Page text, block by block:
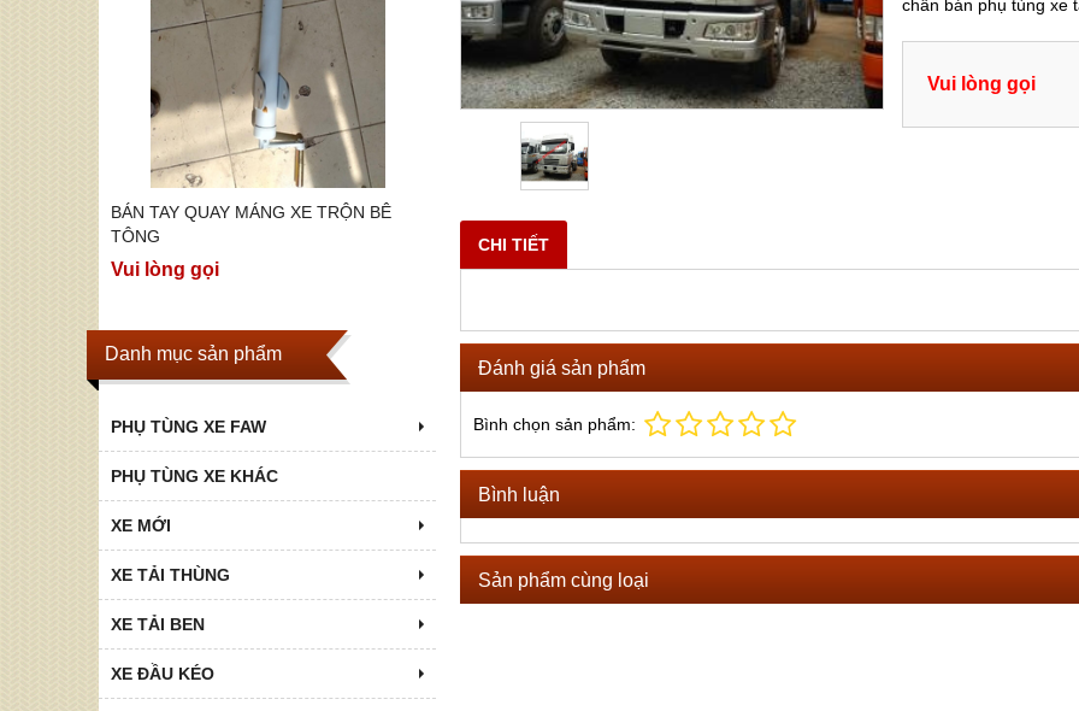
BÁN TAY QUAY MÁNG XE TRỘN BÊ
TÔNG
Vui lòng gọi
Vui lòng gọi
Vui lòng gọi
Danh mục sản phẩm
PHỤ TÙNG XE FAW
PHỤ TÙNG XE KHÁC
XE MỚI
XE TẢI THÙNG
XE TẢI BEN
XE ĐẦU KÉO
chân bán phụ tùng xe
Vui lòng gọi
CHI TIẾT
Đánh giá sản phẩm
Bình chọn sản phẩm:
Bình luận
Sản phẩm cùng loại